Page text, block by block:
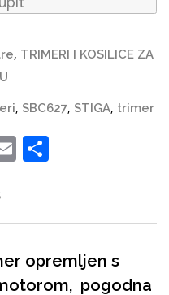
, TRIMERI I KOSILICE ZA
, SBC627, STIGA, trimer
Email
opremljen s
pogodna